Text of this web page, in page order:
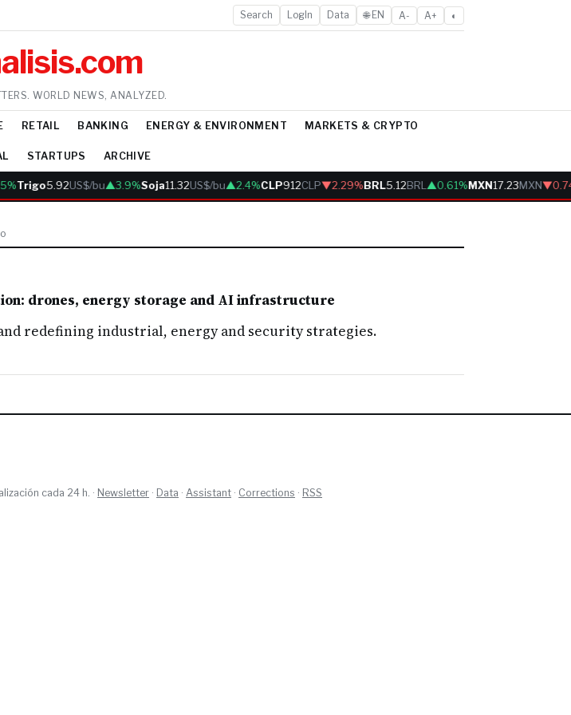
Search LogIn Data 🌐 EN A- A+ ◐
WORLD NEWS, ANALYZED.
RETAIL BANKING ENERGY & ENVIRONMENT MARKETS & CRYPTO
STARTUPS ARCHIVE
Trigo5.92US$/bu▲3.9%Soja11.32US$/bu▲2.4%CLP912CLP▼2.29%BRL5.12BRL ▲0.61%MXN17.23MXN
drones, energy storage and AI infrastructure
redefining industrial, energy and security strategies.
cada 24 h. · Newsletter · Data · Assistant · Corrections · RSS